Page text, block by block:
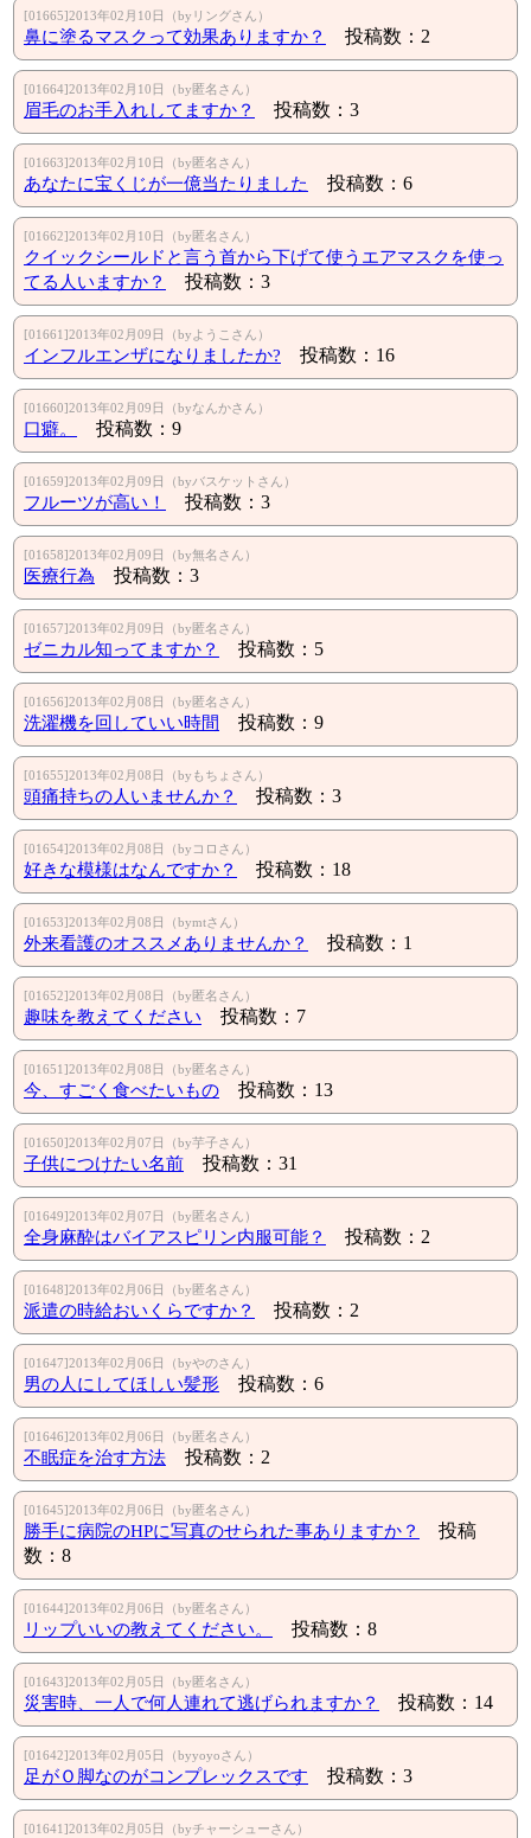
[01665]2013年02月10日（byリングさん）
鼻に塗るマスクって効果ありますか？ 投稿数：2
[01664]2013年02月10日（by匿名さん）
眉毛のお手入れしてますか？ 投稿数：3
[01663]2013年02月10日（by匿名さん）
あなたに宝くじが一億当たりました 投稿数：6
[01662]2013年02月10日（by匿名さん）
クイックシールドと言う首から下げて使うエアマスクを使っ
てる人いますか？
投稿数：3
[01661]2013年02月09日（byようこさん）
インフルエンザになりましたか? 投稿数：16
[01660]2013年02月09日（byなんかさん）
口癖。 投稿数：9
[01659]2013年02月09日（byバスケットさん）
フルーツが高い！ 投稿数：3
[01658]2013年02月09日（by無名さん）
医療行為 投稿数：3
[01657]2013年02月09日（by匿名さん）
ゼニカル知ってますか？ 投稿数：5
[01656]2013年02月08日（by匿名さん）
洗濯機を回していい時間 投稿数：9
[01655]2013年02月08日（byもちょさん）
頭痛持ちの人いませんか？ 投稿数：3
[01654]2013年02月08日（byコロさん）
好きな模様はなんですか？ 投稿数：18
[01653]2013年02月08日（bymtさん）
外来看護のオススメありませんか？ 投稿数：1
[01652]2013年02月08日（by匿名さん）
趣味を教えてください 投稿数：7
[01651]2013年02月08日（by匿名さん）
今、すごく食べたいもの 投稿数：13
[01650]2013年02月07日（by芋子さん）
子供につけたい名前 投稿数：31
[01649]2013年02月07日（by匿名さん）
全身麻酔はバイアスピリン内服可能？ 投稿数：2
[01648]2013年02月06日（by匿名さん）
派遣の時給おいくらですか？ 投稿数：2
[01647]2013年02月06日（byやのさん）
男の人にしてほしい髪形 投稿数：6
[01646]2013年02月06日（by匿名さん）
不眠症を治す方法 投稿数：2
[01645]2013年02月06日（by匿名さん）
勝手に病院のHPに写真のせられた事ありますか？
投稿
数：8
[01644]2013年02月06日（by匿名さん）
リップいいの教えてください。 投稿数：8
[01643]2013年02月05日（by匿名さん）
災害時、一人で何人連れて逃げられますか？ 投稿数：14
[01642]2013年02月05日（byyoyoさん）
足がＯ脚なのがコンプレックスです 投稿数：3
[01641]2013年02月05日（byチャーシューさん）